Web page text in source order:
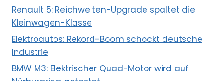
Renault 5: Reichweiten-Upgrade spaltet die
Kleinwagen-Klasse
Elektroautos: Rekord-Boom schockt deutsche
Industrie
BMW M3: Elektrischer Quad-Motor wird auf